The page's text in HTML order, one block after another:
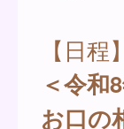
【日程】
＜令和
お口の